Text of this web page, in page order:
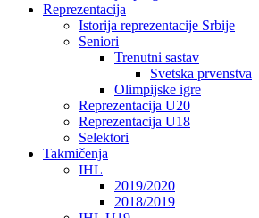
Reprezentacija
Istorija reprezentacije Srbije
Seniori
Trenutni sastav
Svetska prvenstva
Olimpijske igre
Reprezentacija U20
Reprezentacija U18
Selektori
Takmičenja
IHL
2019/2020
2018/2019